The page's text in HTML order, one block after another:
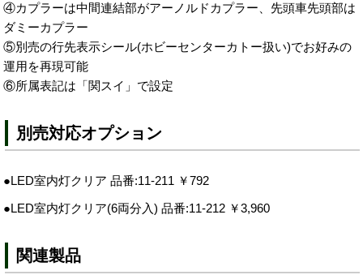
④カプラーは中間連結部がアーノルドカプラー、先頭車先頭部は
ダミーカプラー
⑤別売の行先表示シール(ホビーセンターカトー扱い)でお好みの
運用を再現可能
⑥所属表記は「関スイ」で設定
別売対応オプション
●LED室内灯クリア 品番:11-211 ￥792
●LED室内灯クリア(6両分入) 品番:11-212 ￥3,960
関連製品